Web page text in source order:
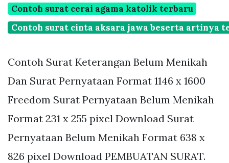
Contoh surat cerai agama katolik terbaru
Contoh surat cinta aksara jawa beserta artinya
Contoh Surat Keterangan Belum Menikah
Dan Surat Pernyataan Format 1146 x 1600
Freedom Surat Pernyataan Belum Menikah
Format 231 x 255 pixel Download Surat
Pernyataan Belum Menikah Format 638 x
826 pixel Download PEMBUATAN SURAT.